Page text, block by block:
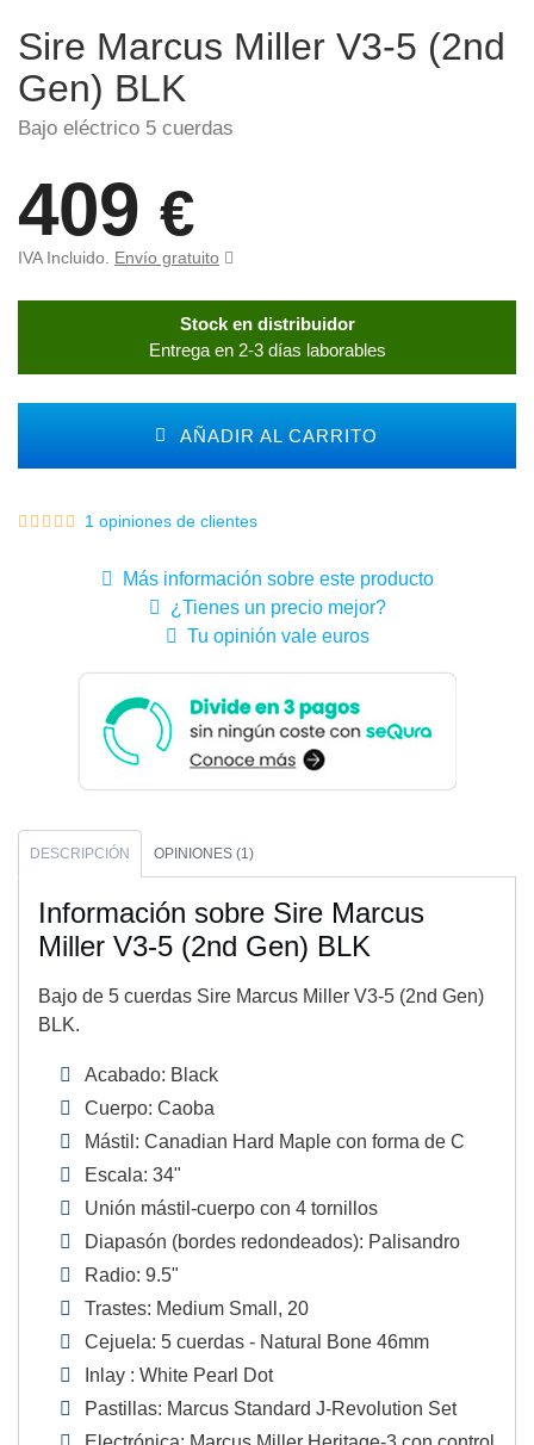
Sire Marcus Miller V3-5 (2nd
Gen) BLK
Bajo eléctrico 5 cuerdas
409 €
IVA Incluido. Envío gratuito
Stock en distribuidor
Entrega en 2-3 días laborables
AÑADIR AL CARRITO
1 opiniones de clientes
Más información sobre este producto
¿Tienes un precio mejor?
Tu opinión vale euros
DESCRIPCIÓN OPINIONES (1)
Información sobre Sire Marcus
Miller V3-5 (2nd Gen) BLK
Bajo de 5 cuerdas Sire Marcus Miller V3-5 (2nd Gen)
BLK.
Acabado: Black
Cuerpo: Caoba
Mástil: Canadian Hard Maple con forma de C
Escala: 34"
Unión mástil-cuerpo con 4 tornillos
Diapasón (bordes redondeados): Palisandro
Radio: 9.5"
Trastes: Medium Small, 20
Cejuela: 5 cuerdas - Natural Bone 46mm
Inlay : White Pearl Dot
Pastillas: Marcus Standard J-Revolution Set